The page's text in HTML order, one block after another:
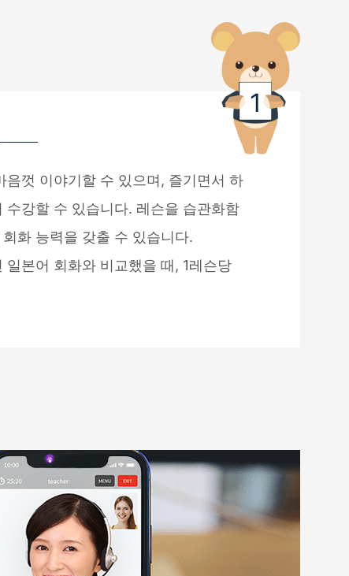
음껏 이야기할 수 있으며, 즐기면서 하
수강할 수 있습니다. 레슨을 습관화함
화 능력을 갖출 수 있습니다.
일본어 회화와 비교했을 때, 1레슨당